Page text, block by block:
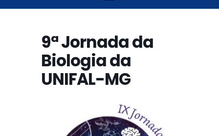
9ª Jornada da
Biologia da
UNIFAL-MG